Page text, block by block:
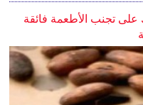
على تجنب الأطعمة فائقة